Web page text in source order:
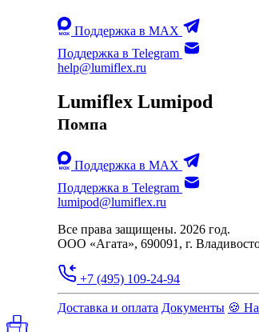
Поддержка в MAX
Поддержка в Telegram
help@lumiflex.ru
Lumiflex Lumipod
Помпа
Поддержка в MAX
Поддержка в Telegram
lumipod@lumiflex.ru
Все права защищены. 2026 год.
ООО «Агата», 690091, г.
+7 (495) 109-24-94
Доставка и оплата Документы 🍪